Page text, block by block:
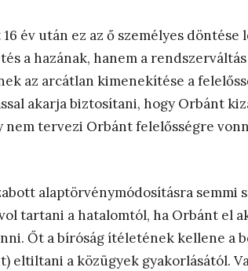
év után ez az ő személyes
a hazának, hanem a
az arcátlan kimenekítése a
akarja biztosítani, hogy Orbánt
nem tervezi Orbánt felelősségre
alaptörvénymódosításra semmi
tartani a hatalomtól, ha Orbánt el
Őt a bíróság ítéletének kellene a
eltiltani a közügyek gyakorlásától.